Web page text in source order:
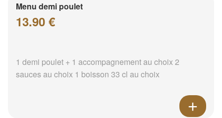
Menu demi poulet
13.90 €
1 demi poulet + 1 accompagnement au choix 2
sauces au choix 1 boisson 33 cl au choix